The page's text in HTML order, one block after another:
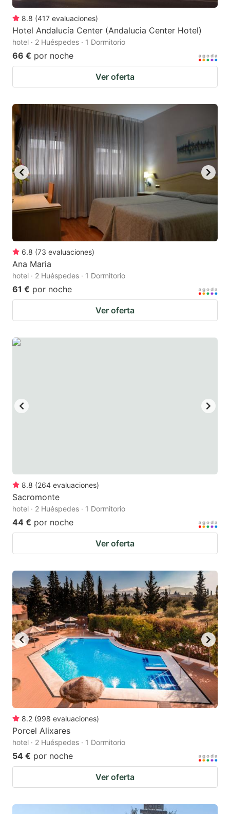
8.8 (417 evaluaciones)
Hotel Andalucía Center (Andalucia Center Hotel)
hotel · 2 Huéspedes · 1 Dormitorio
66 € por noche
Ver oferta
6.8 (73 evaluaciones)
Ana Maria
hotel · 2 Huéspedes · 1 Dormitorio
61 € por noche
Ver oferta
8.8 (264 evaluaciones)
Sacromonte
hotel · 2 Huéspedes · 1 Dormitorio
44 € por noche
Ver oferta
8.2 (998 evaluaciones)
Porcel Alixares
hotel · 2 Huéspedes · 1 Dormitorio
54 € por noche
Ver oferta